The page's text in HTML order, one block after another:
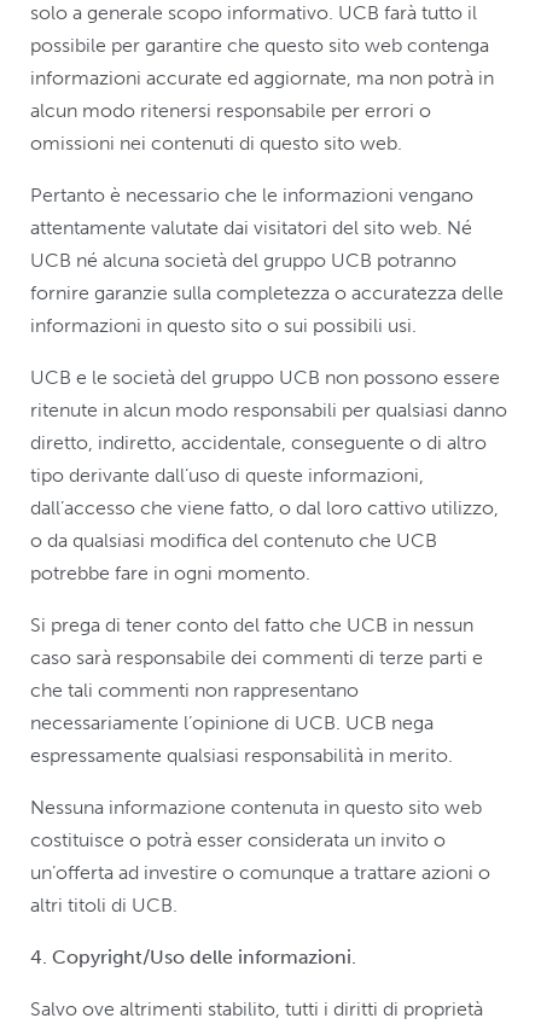
solo a generale scopo informativo. UCB farà tutto il
possibile per garantire che questo sito web contenga
informazioni accurate ed aggiornate, ma non potrà in
alcun modo ritenersi responsabile per errori o
omissioni nei contenuti di questo sito web.
Pertanto è necessario che le informazioni vengano
attentamente valutate dai visitatori del sito web. Né
UCB né alcuna società del gruppo UCB potranno
fornire garanzie sulla completezza o accuratezza delle
informazioni in questo sito o sui possibili usi.
UCB e le società del gruppo UCB non possono essere
ritenute in alcun modo responsabili per qualsiasi danno
diretto, indiretto, accidentale, conseguente o di altro
tipo derivante dall’uso di queste informazioni,
dall’accesso che viene fatto, o dal loro cattivo utilizzo,
o da qualsiasi modifica del contenuto che UCB
potrebbe fare in ogni momento.
Si prega di tener conto del fatto che UCB in nessun
caso sarà responsabile dei commenti di terze parti e
che tali commenti non rappresentano
necessariamente l’opinione di UCB. UCB nega
espressamente qualsiasi responsabilità in merito.
Nessuna informazione contenuta in questo sito web
costituisce o potrà esser considerata un invito o
un’offerta ad investire o comunque a trattare azioni o
altri titoli di UCB.
4. Copyright/Uso delle informazioni.
Salvo ove altrimenti stabilito, tutti i diritti di proprietà